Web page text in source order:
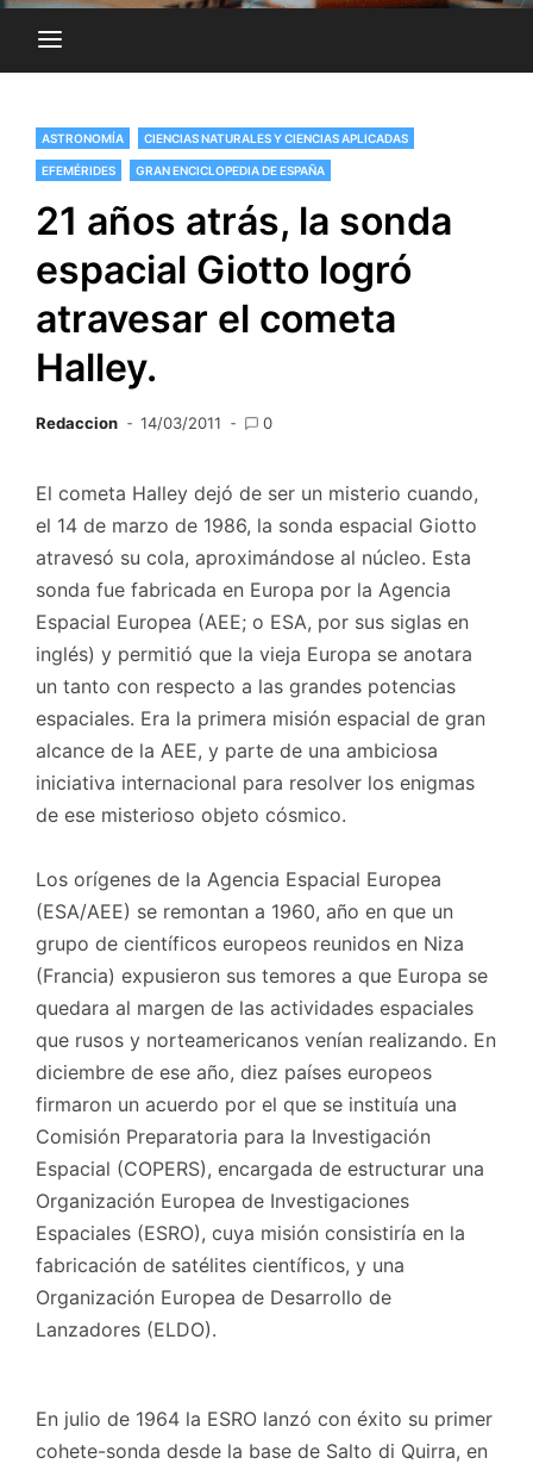
ASTRONOMÍA CIENCIAS NATURALES Y CIENCIAS APLICADAS
EFEMÉRIDES GRAN ENCICLOPEDIA DE ESPAÑA
21 años atrás, la sonda
espacial Giotto logró
atravesar el cometa
Halley.
Redaccion 14/03/2011 0
El cometa Halley dejó de ser un misterio cuando,
el 14 de marzo de 1986, la sonda espacial Giotto
atravesó su cola, aproximándose al núcleo. Esta
sonda fue fabricada en Europa por la Agencia
Espacial Europea (AEE; o ESA, por sus siglas en
inglés) y permitió que la vieja Europa se anotara
un tanto con respecto a las grandes potencias
espaciales. Era la primera misión espacial de gran
alcance de la AEE, y parte de una ambiciosa
iniciativa internacional para resolver los enigmas
de ese misterioso objeto cósmico.
Los orígenes de la Agencia Espacial Europea
(ESA/AEE) se remontan a 1960, año en que un
grupo de científicos europeos reunidos en Niza
(Francia) expusieron sus temores a que Europa se
quedara al margen de las actividades espaciales
que rusos y norteamericanos venían realizando. En
diciembre de ese año, diez países europeos
firmaron un acuerdo por el que se instituía una
Comisión Preparatoria para la Investigación
Espacial (COPERS), encargada de estructurar una
Organización Europea de Investigaciones
Espaciales (ESRO), cuya misión consistiría en la
fabricación de satélites científicos, y una
Organización Europea de Desarrollo de
Lanzadores (ELDO).
En julio de 1964 la ESRO lanzó con éxito su primer
cohete-sonda desde la base de Salto di Quirra, en